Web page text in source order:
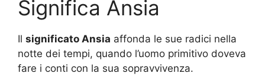
Significa Ansia
Il significato Ansia affonda le sue radici nella
notte dei tempi, quando l’uomo primitivo doveva
fare i conti con la sua sopravvivenza.